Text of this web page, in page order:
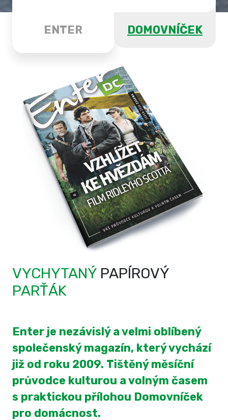
ENTER DOMOVNÍČEK
VYCHYTANÝ PAPÍROVÝ
PARŤÁK
Enter je nezávislý a velmi oblíbený
společenský magazín, který vychází
již od roku 2009. Tištěný měsíční
průvodce kulturou a volným časem
s praktickou přílohou Domovníček
pro domácnost.